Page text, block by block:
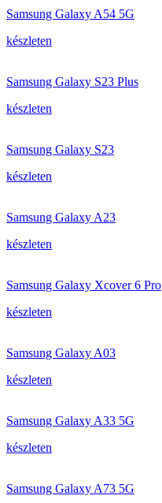
Samsung Galaxy A54 5G
készleten
Samsung Galaxy S23 Plus
készleten
Samsung Galaxy S23
készleten
Samsung Galaxy A23
készleten
Samsung Galaxy Xcover 6 Pro
készleten
Samsung Galaxy A03
készleten
Samsung Galaxy A33 5G
készleten
Samsung Galaxy A73 5G